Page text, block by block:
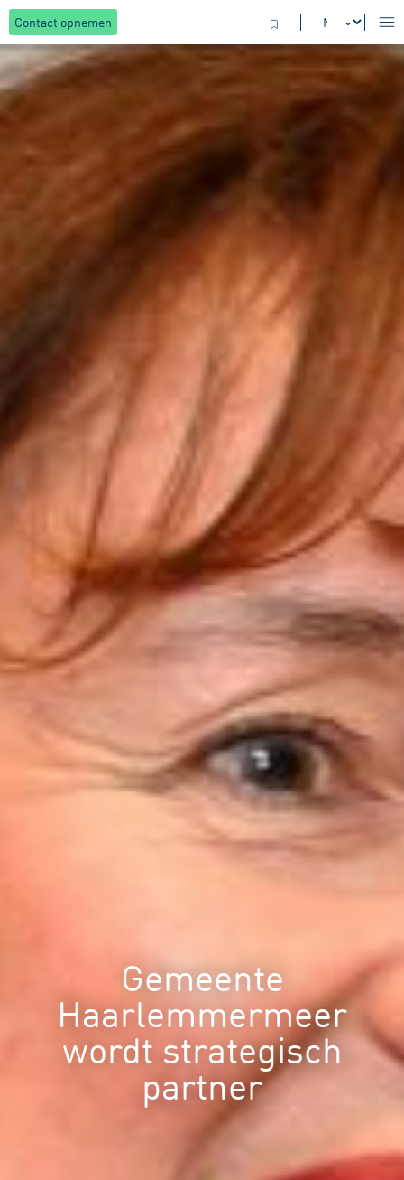
Contact opnemen
Gemeente
Haarlemmermeer
wordt strategisch
partner